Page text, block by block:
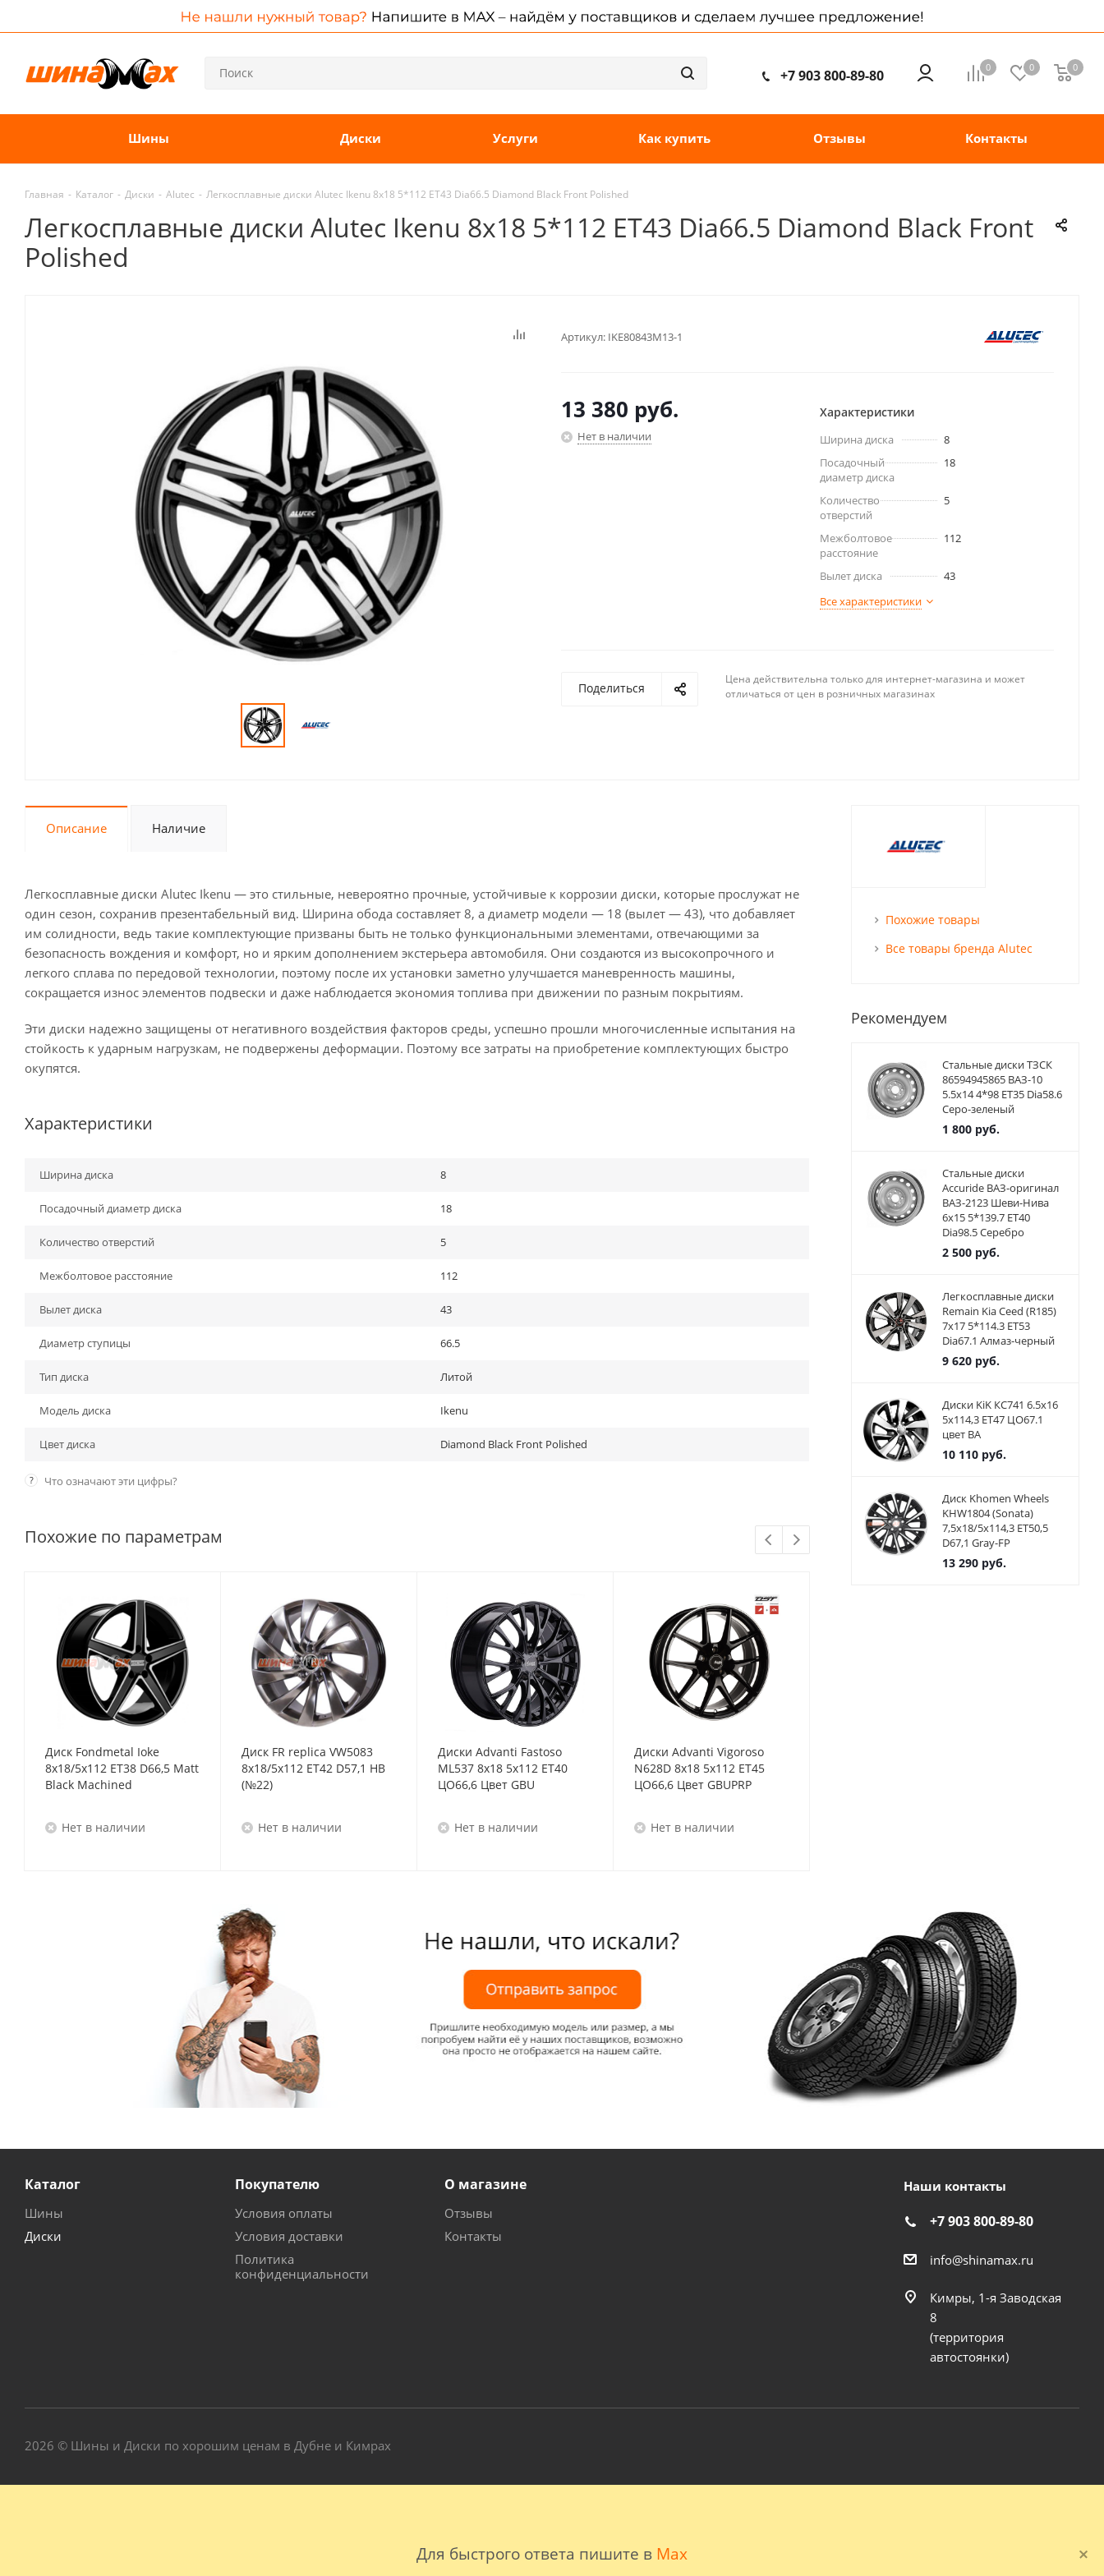
Для быстрого ответа пишите в Max
0 0 0
+7 903 800-89-80
Шины Диски Услуги Как купить Отзывы Контакты
Главная - Каталог - Диски - Alutec - Легкосплавные диски Alutec Ikenu 8x18 5*112 ET43 Dia66.5 Diamond Black Front Polished
Легкосплавные диски Alutec Ikenu 8x18 5*112 ET43 Dia66.5 Diamond Black Front
Polished
Артикул: IKE80843M13-1
13 380 руб.
Нет в наличии
Характеристики
Ширина диска
8
Посадочный
диаметр диска
18
Количество
отверстий
5
Межболтовое
расстояние
112
Вылет диска
43
Все характеристики
Поделиться
Цена действительна только для интернет-магазина и может
отличаться от цен в розничных магазинах
Описание Наличие
Легкосплавные диски Alutec Ikenu — это стильные, невероятно прочные, устойчивые к коррозии диски, которые прослужат не
один сезон, сохранив презентабельный вид. Ширина обода составляет 8, а диаметр модели — 18 (вылет — 43), что добавляет
им солидности, ведь такие комплектующие призваны быть не только функциональными элементами, отвечающими за
безопасность вождения и комфорт, но и ярким дополнением экстерьера автомобиля. Они создаются из высокопрочного и
легкого сплава по передовой технологии, поэтому после их установки заметно улучшается маневренность машины,
сокращается износ элементов подвески и даже наблюдается экономия топлива при движении по разным покрытиям.
Эти диски надежно защищены от негативного воздействия факторов среды, успешно прошли многочисленные испытания на
стойкость к ударным нагрузкам, не подвержены деформации. Поэтому все затраты на приобретение комплектующих быстро
окупятся.
Характеристики
Ширина диска 8
Посадочный диаметр диска 18
Количество отверстий 5
Межболтовое расстояние 112
Вылет диска 43
Диаметр ступицы 66.5
Тип диска Литой
Модель диска Ikenu
Цвет диска Diamond Black Front Polished
? Что означают эти цифры?
Похожие по параметрам
Диск Fondmetal Ioke
8x18/5x112 ET38 D66,5 Matt
Black Machined
Нет в наличии
Диск FR replica VW5083
8x18/5x112 ET42 D57,1 HB
(№22)
Нет в наличии
Диски Advanti Fastoso
ML537 8x18 5x112 ET40
ЦО66,6 Цвет GBU
Нет в наличии
Диски Advanti Vigoroso
N628D 8x18 5x112 ET45
ЦО66,6 Цвет GBUPRP
Нет в наличии
Похожие товары
Все товары бренда Alutec
Рекомендуем
Стальные диски ТЗСК
86594945865 ВАЗ-10
5.5x14 4*98 ET35 Dia58.6
Серо-зеленый
1 800руб.
Стальные диски
Accuride ВАЗ-оригинал
ВАЗ-2123 Шеви-Нива
6x15 5*139.7 ET40
Dia98.5 Серебро
2 500руб.
Легкосплавные диски
Remain Kia Ceed (R185)
7x17 5*114.3 ET53
Dia67.1 Алмаз-черный
9 620руб.
Диски KiK КС741 6.5x16
5x114,3 ET47 ЦО67.1
цвет BA
10 110руб.
Диск Khomen Wheels
KHW1804 (Sonata)
7,5x18/5x114,3 ET50,5
D67,1 Gray-FP
13 290руб.
Каталог
Шины
Диски
Покупателю
Условия оплаты
Условия доставки
Политика
конфиденциальности
О магазине
Отзывы
Контакты
Наши контакты
+7 903 800-89-80
info@shinamax.ru
Кимры, 1-я Заводская
8
(территория
автостоянки)
2026 © Шины и Диски по хорошим ценам в Дубне и Кимрах